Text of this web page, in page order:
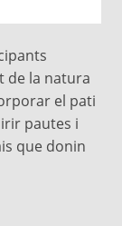
de la natura
el pati
pautes i
que donin